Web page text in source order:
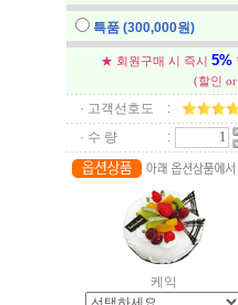
특품 (300,000원)
★ 회원구매 시 즉시 5%
(할인
· 고객선호도
:
· 수 량
:
케익